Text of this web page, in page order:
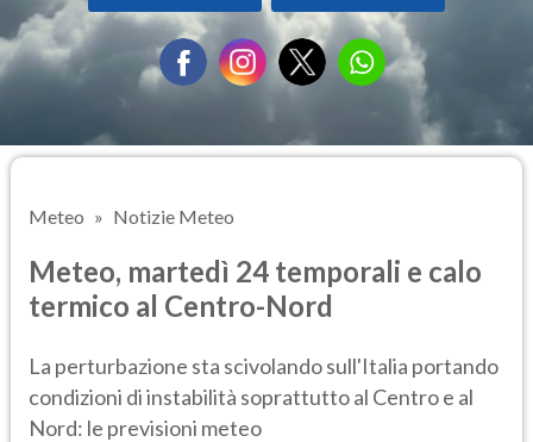
Meteo Notizie Meteo
Meteo, martedì 24 temporali e calo
termico al Centro-Nord
La perturbazione sta scivolando sull'Italia portando
condizioni di instabilità soprattutto al Centro e al
Nord: le previsioni meteo